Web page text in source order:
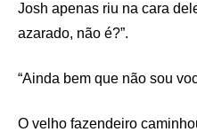
Josh apenas riu na cara
azarado, não é?”.
“Ainda bem que não sou
O velho fazendeiro